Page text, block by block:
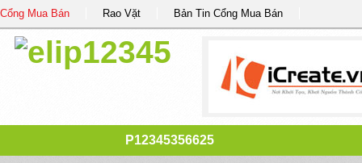
Cổng Mua Bán Rao Vặt Bản Tin Cổng Mua Bán
P12345356625